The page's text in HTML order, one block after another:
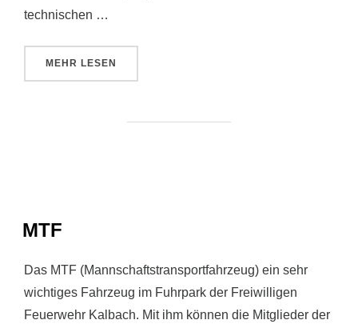
technischen …
MEHR ÜBER „LF 10/6“
LESEN
MTF
Das MTF (Mannschaftstransportfahrzeug) ein sehr
wichtiges Fahrzeug im Fuhrpark der Freiwilligen
Feuerwehr Kalbach. Mit ihm können die Mitglieder der